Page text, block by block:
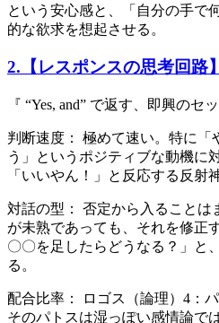
という安心感と、「自分の手で
的な欲求を想起させる。
2.【レスポンスの思考回路】
『 “Yes, and” で返す、即興のセ
判断速度： 極めて速い。特に「
う」というポジティブな動機に
「いいやん！」と反応する反射
対話の型： 否定から入ることは
が未熟であっても、それを修正
〇〇を足したらどうなる？」と
る。
配合比率： ロゴス（論理）4：
そのパトスは湿っぽい感情論で